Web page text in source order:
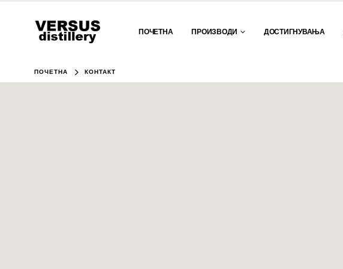
ПОЧЕТНА ПРОИЗВОДИ ДОСТИГНУВАЊА
ПОЧЕТНА КОНТАКТ